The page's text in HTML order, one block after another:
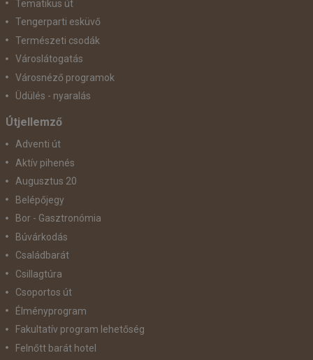
Tematikus út
Tengerparti esküvő
Természeti csodák
Városlátogatás
Városnéző programok
Üdülés - nyaralás
Útjellemző
Adventi út
Aktív pihenés
Augusztus 20
Belépőjegy
Bor - Gasztronómia
Búvárkodás
Családbarát
Csillagtúra
Csoportos út
Élményprogram
Fakultatív program lehetőség
Felnőtt barát hotel